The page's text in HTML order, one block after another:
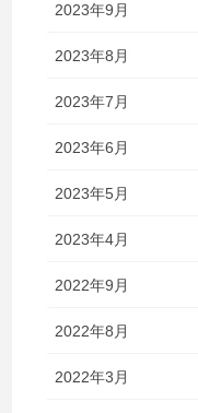
2023年9月
2023年8月
2023年7月
2023年6月
2023年5月
2023年4月
2022年9月
2022年8月
2022年3月